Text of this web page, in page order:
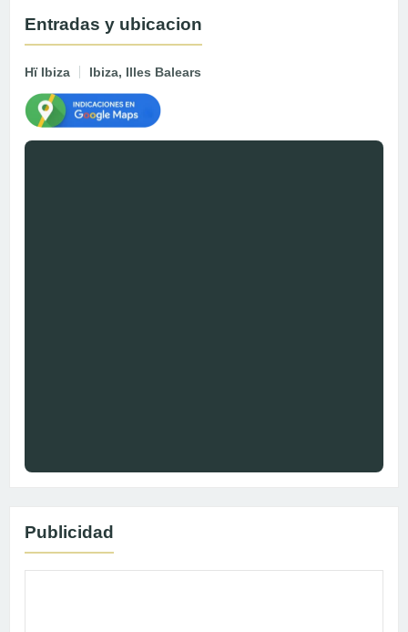
Entradas y ubicacion
Hï Ibiza Ibiza, Illes Balears
Publicidad